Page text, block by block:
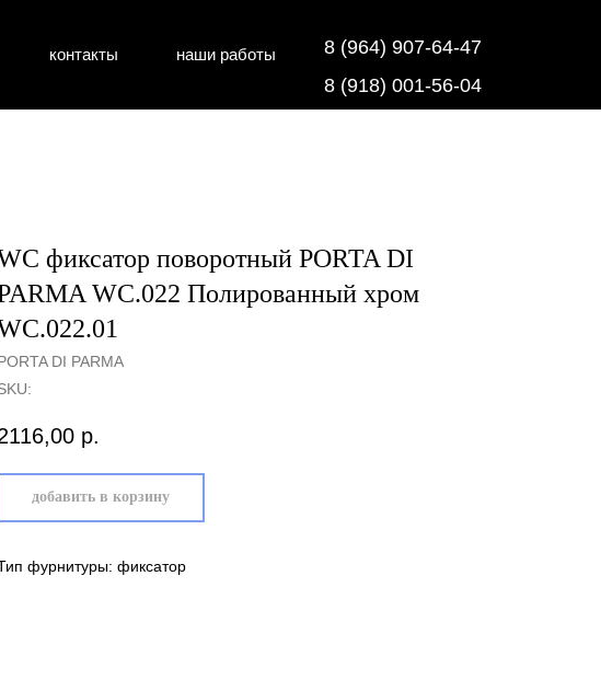
напольные покрытия
контакты
8 (918) 001-56-04
наши работы 8 (964) 907-64-47
фиксатор поворотный PORTA DI
WC.022 Полированный хром
DI PARMA
р.
добавить в корзину
фурнитуры: фиксатор